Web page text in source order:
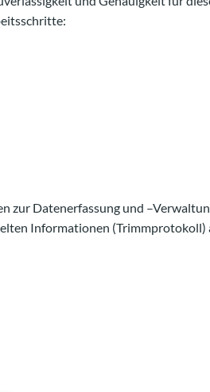
zur Datenerfassung und
Informationen (Trimmprotokoll)